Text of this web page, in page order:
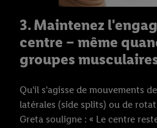
3. Maintenez
centre – même
groupes
Qu'il s'agisse de mouvements
latérales (side splits) ou de
Greta souligne : « Le centre